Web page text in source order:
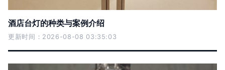
酒店台灯的种类与案例介绍
更新时间：2026-08-08 03:35:03